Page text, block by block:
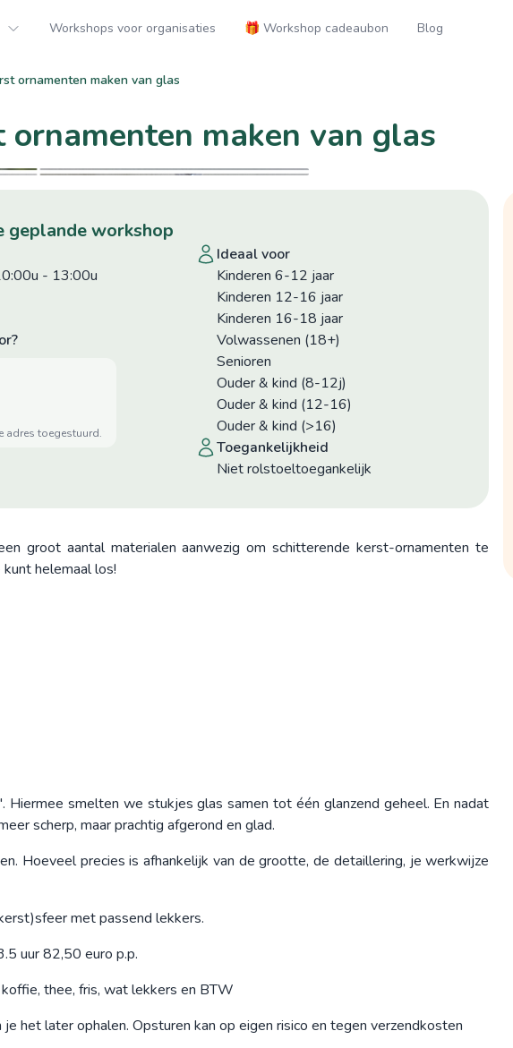
Workshops voor organisaties 🎁 Workshop cadeaubon Blog
ornamenten maken van glas
maken van glas
geplande workshop
- 13:00u
adres toegestuurd.
ideaal voor
Kinderen 6-12 jaar
Kinderen 12-16 jaar
Kinderen 16-18 jaar
Volwassenen (18+)
Senioren
Ouder & kind (8-12j)
Ouder & kind (12-16)
Ouder & kind (>16)
toegankelijkheid
niet rolstoeltoegankelijk
groot aantal materialen aanwezig om schitterende kerst-ornamenten te
helemaal los!
Hiermee smelten we stukjes glas samen tot één glanzend geheel. En nadat
scherp, maar prachtig afgerond en glad.
Hoeveel precies is afhankelijk van de grootte, de detaillering, je werkwijze
met passend lekkers.
uur 82,50 euro p.p.
thee, fris, wat lekkers en BTW
het later ophalen. Opsturen kan op eigen risico en tegen verzendkosten